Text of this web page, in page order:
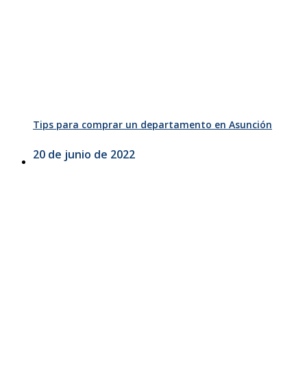
Tips para comprar un departamento en Asunción
20 de junio de 2022